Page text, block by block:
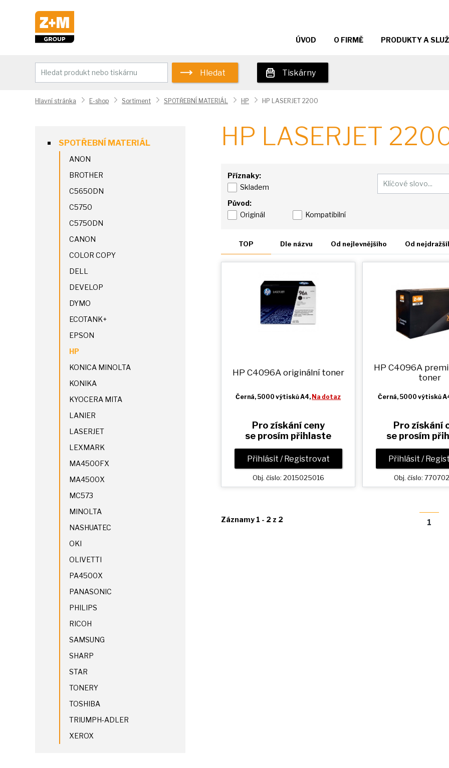
ÚVOD O FIRMĚ PRODUKTY A
Hledat Tiskárny
Hlavní stránka E-shop Sortiment SPOTŘEBNÍ MATERIÁL HP HP LASERJET 2200
HP LASERJET
Příznaky:
Skladem
Původ:
Originál
Kompatibilní
TOP Dle názvu Od nejlevnějšího Od
HP C4096A originální toner
Černá, 5000 výtisků A4, Na dotaz
Pro získání ceny
se prosím přihlaste
Přihlásit / Registrovat
Obj. číslo: 2015025016
HP C4096A
toner
Černá, 5000 výtisků
Pro získání
se prosím
Přihlásit /
Obj. číslo:
Záznamy 1 - 2 z 2 1
SPOTŘEBNÍ MATERIÁL
ANON
BROTHER
C5650DN
C5750
C5750DN
CANON
COLOR COPY
DELL
DEVELOP
DYMO
ECOTANK+
EPSON
HP
KONICA MINOLTA
KONIKA
KYOCERA MITA
LANIER
LASERJET
LEXMARK
MA4500FX
MA4500X
MC573
MINOLTA
NASHUATEC
OKI
OLIVETTI
PA4500X
PANASONIC
PHILIPS
RICOH
SAMSUNG
SHARP
STAR
TONERY
TOSHIBA
TRIUMPH-ADLER
XEROX